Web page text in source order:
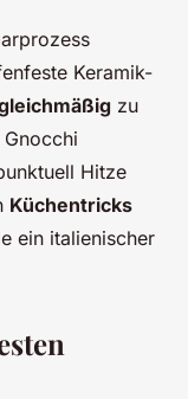
Keramik-
zu
Hitze
Küchentricks
ein italienischer